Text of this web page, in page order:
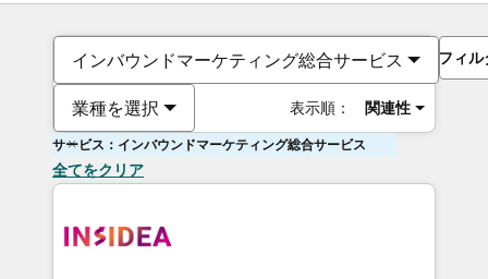
インバウンドマーケティング総合サービス
業種を選択 表示順： 関連性
フィル
サービス：インバウンドマーケティング総合サービス
全てをクリア